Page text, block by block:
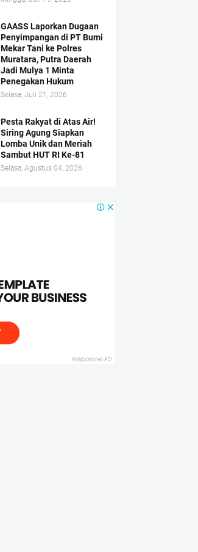
GAASS Laporkan Dugaan
Penyimpangan di PT Bumi
Mekar Tani ke Polres
Muratara, Putra Daerah
Jadi Mulya 1 Minta
Penegakan Hukum
Selasa, Juli 21, 2026
Pesta Rakyat di Atas Air!
Siring Agung Siapkan
Lomba Unik dan Meriah
Sambut HUT RI Ke-81
Selasa, Agustus 04, 2026